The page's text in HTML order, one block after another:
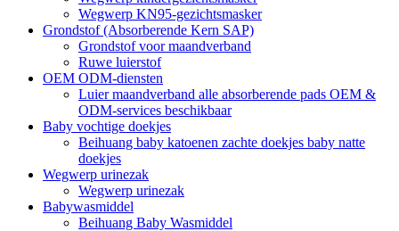
Wegwerp KN95-gezichtsmasker
Grondstof (Absorberende Kern SAP)
Grondstof voor maandverband
Ruwe luierstof
OEM ODM-diensten
Luier maandverband alle absorberende pads OEM &
ODM-services beschikbaar
Baby vochtige doekjes
Beihuang baby katoenen zachte doekjes baby natte
doekjes
Wegwerp urinezak
Wegwerp urinezak
Babywasmiddel
Beihuang Baby Wasmiddel